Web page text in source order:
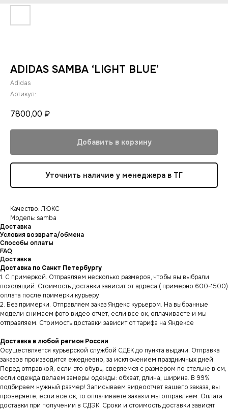
ADIDAS SAMBA ‘LIGHT BLUE’
Adidas
Артикул:
7800,00 ₽
Добавить в корзину
Уточнить наличие у менеджера в ТГ
Качество: ЛЮКС
Модель: samba
Доставка
Условия возврата/обмена
Способы оплаты
FAQ
Доставка
Доставка по Санкт Петербургу
1. С примеркой. Отправляем несколько размеров, чтобы вы выбрали
походящий. Стоимость доставки зависит от адреса.( примерно 600-1500)
оплата после примерки курьеру
2. Без примерки. Отправляем заказ Яндекс курьером. На выбранные
модели снимаем фото видео отчет, если все ок, оплачиваете и мы
отправляем. Стоимость доставки зависит от тарифа на Яндексе
Доставка в любой регион России
Осуществляется курьерской службой СДЕК до пункта выдачи. Отправка
заказов производится ежедневно, за исключением праздничных дней.
Перед отправкой, если это обувь, сверяемся с размером по стельке в см,
если одежда делаем замеры одежды: обхват, длина, ширина. В 99%
подбираем нужный размер! Записываем видеоотчет вашего заказа, вы
проверяете, если все ок, то оплачиваете заказ и мы отправляем. Оплата
доставки при получении в СДЭК. Сроки и стоимость доставки зависят